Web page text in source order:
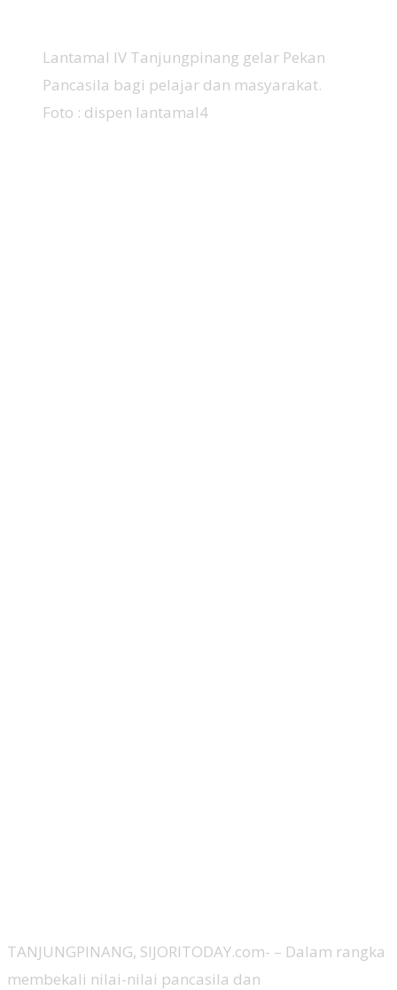
Lantamal IV Tanjungpinang gelar Pekan
Pancasila bagi pelajar dan masyarakat.
Foto : dispen lantamal4
TANJUNGPINANG, SIJORITODAY.com- – Dalam rangka
membekali nilai-nilai pancasila dan